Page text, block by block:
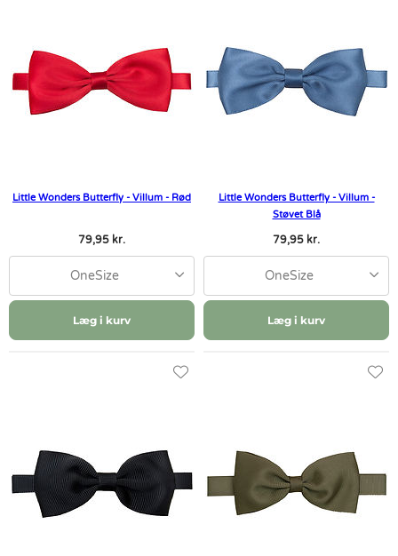
Little Wonders Butterfly - Villum - Rød
79,95 kr.
OneSize
Læg i kurv
Little Wonders Butterfly - Villum -
Støvet Blå
79,95 kr.
OneSize
Læg i kurv